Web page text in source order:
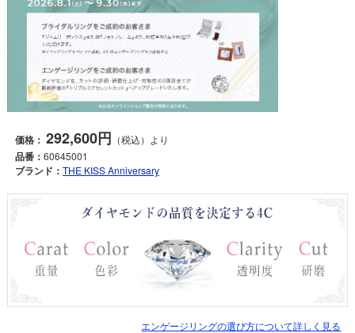
価格： 292,600円 （税込）より
品番： 60645001
ブランド： THE KISS Anniversary
エンゲージリングの選び方について詳しく見る